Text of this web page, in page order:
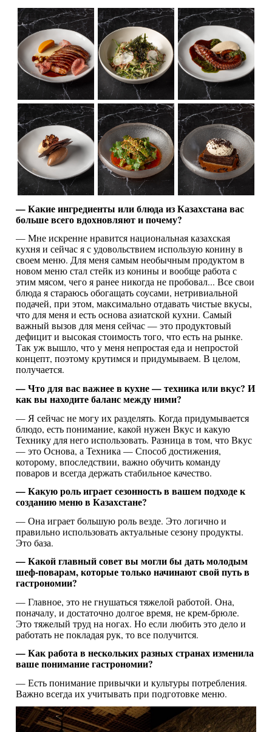
— Какие ингредиенты или блюда из Казахстана вас
больше всего вдохновляют и почему?
— Мне искренне нравится национальная казахская
кухня и сейчас я с удовольствием использую конину в
своем меню. Для меня самым необычным продуктом в
новом меню стал стейк из конины и вообще работа с
этим мясом, чего я ранее никогда не пробовал... Все свои
блюда я стараюсь обогащать соусами, нетривиальной
подачей, при этом, максимально отдавать чистые вкусы,
что для меня и есть основа азиатской кухни. Самый
важный вызов для меня сейчас — это продуктовый
дефицит и высокая стоимость того, что есть на рынке.
Так уж вышло, что у меня непростая еда и непростой
концепт, поэтому крутимся и придумываем. В целом,
получается.
— Что для вас важнее в кухне — техника или вкус? И
как вы находите баланс между ними?
— Я сейчас не могу их разделять. Когда придумывается
блюдо, есть понимание, какой нужен Вкус и какую
Технику для него использовать. Разница в том, что Вкус
— это Основа, а Техника — Способ достижения,
которому, впоследствии, важно обучить команду
поваров и всегда держать стабильное качество.
— Какую роль играет сезонность в вашем подходе к
созданию меню в Казахстане?
— Она играет большую роль везде. Это логично и
правильно использовать актуальные сезону продукты.
Это база.
— Какой главный совет вы могли бы дать молодым
шеф-поварам, которые только начинают свой путь в
гастрономии?
— Главное, это не гнушаться тяжелой работой. Она,
поначалу, и достаточно долгое время, не крем-брюле.
Это тяжелый труд на ногах. Но если любить это дело и
работать не покладая рук, то все получится.
— Как работа в нескольких разных странах изменила
ваше понимание гастрономии?
— Есть понимание привычки и культуры потребления.
Важно всегда их учитывать при подготовке меню.